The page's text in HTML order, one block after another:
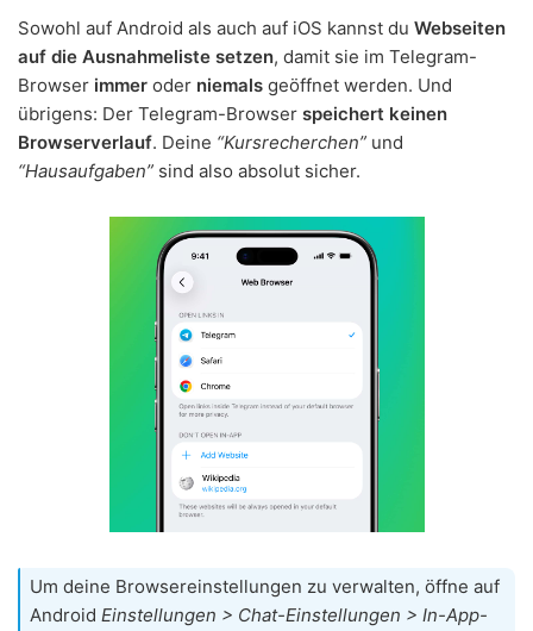
Sowohl auf Android als auch auf iOS kannst du Webseiten
auf die Ausnahmeliste setzen, damit sie im Telegram-
Browser immer oder niemals geöffnet werden. Und
übrigens: Der Telegram-Browser speichert keinen
Browserverlauf. Deine “Kursrecherchen” und
“Hausaufgaben” sind also absolut sicher.
Um deine Browsereinstellungen zu verwalten, öffne auf
Android Einstellungen > Chat-Einstellungen > In-App-